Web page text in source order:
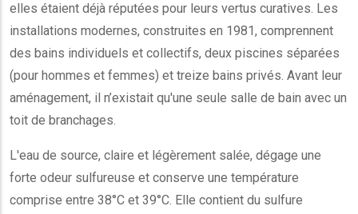
elles étaient déjà réputées pour leurs vertus curatives. Les
installations modernes, construites en 1981, comprennent
des bains individuels et collectifs, deux piscines séparées
(pour hommes et femmes) et treize bains privés. Avant leur
aménagement, il n’existait qu'une seule salle de bain avec un
toit de branchages.
L'eau de source, claire et légèrement salée, dégage une
forte odeur sulfureuse et conserve une température
comprise entre 38°C et 39°C. Elle contient du sulfure